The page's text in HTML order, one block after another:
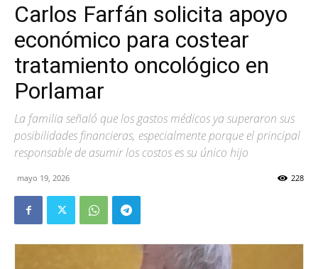
Carlos Farfán solicita apoyo
económico para costear
tratamiento oncológico en
Porlamar
La familia señaló que los gastos médicos ya superaron sus
posibilidades financieras, especialmente porque el principal
responsable de asumir los costos es su único hijo
mayo 19, 2026 228